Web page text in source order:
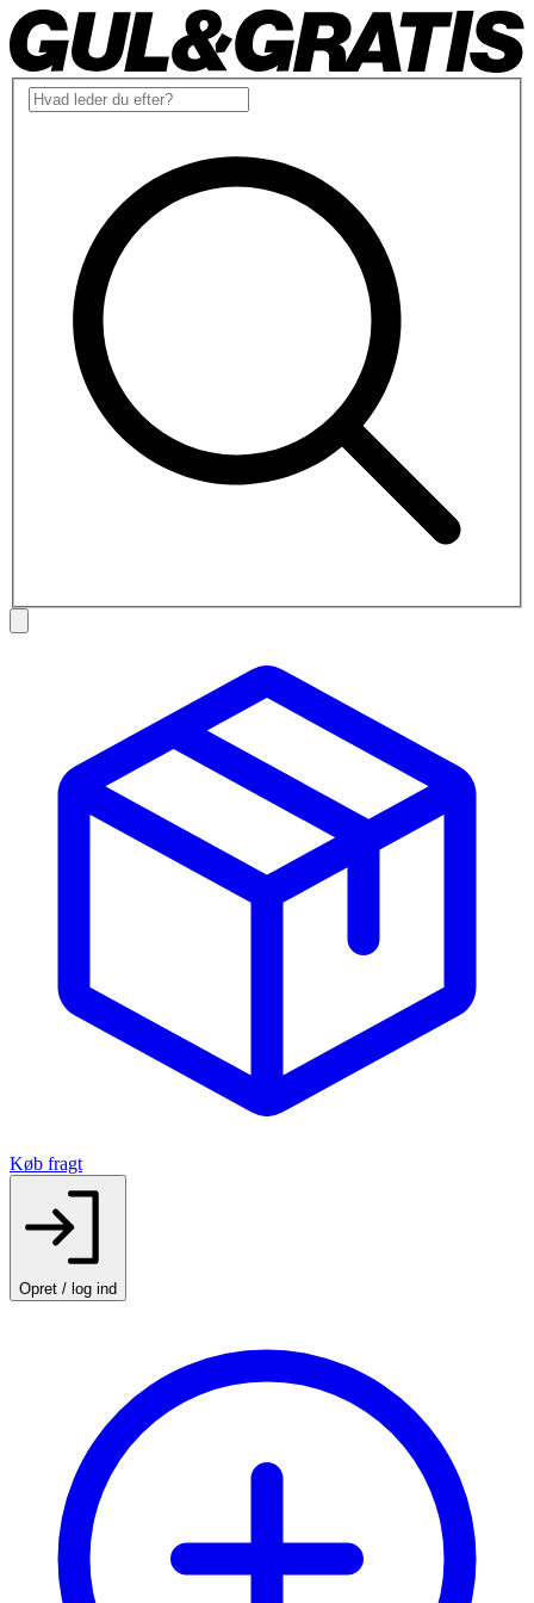
Køb fragt
Opret / log ind